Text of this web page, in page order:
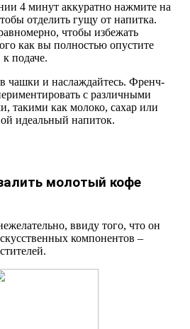
4 минут аккуратно нажмите на
отделить гущу от напитка.
чтобы избежать
как вы полностью опустите
подаче.
чашки и наслаждайтесь. Френч-
с различными
такими как молоко, сахар или
идеальный напиток.
молотый кофе
ввиду того, что он
компонентов –